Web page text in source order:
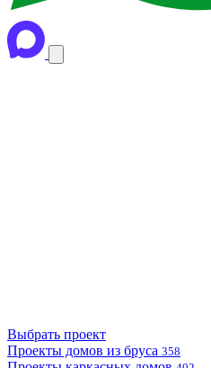
Выбрать проект
Проекты домов из бруса 358